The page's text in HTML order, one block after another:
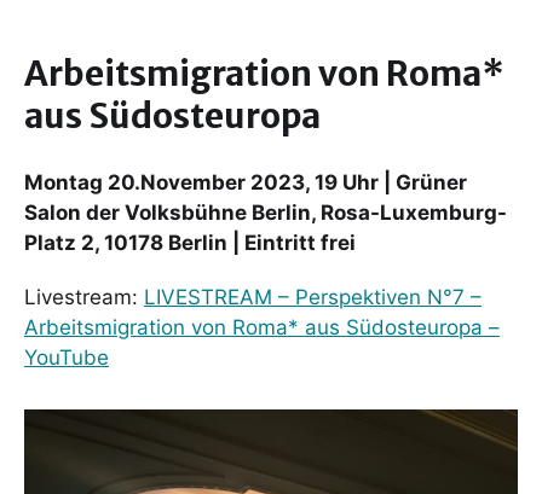
Arbeitsmigration von Roma*
aus Südosteuropa
Montag 20.November 2023, 19 Uhr | Grüner
Salon der Volksbühne Berlin, Rosa-Luxemburg-
Platz 2, 10178 Berlin | Eintritt frei
Livestream: LIVESTREAM – Perspektiven N°7 –
Arbeitsmigration von Roma* aus Südosteuropa –
YouTube